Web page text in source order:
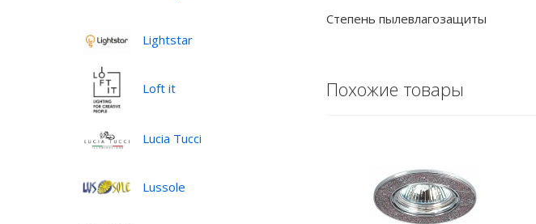
Lightstar
Loft it
Lucia Tucci
Lussole
Степень пылевлагозащиты
Похожие товары